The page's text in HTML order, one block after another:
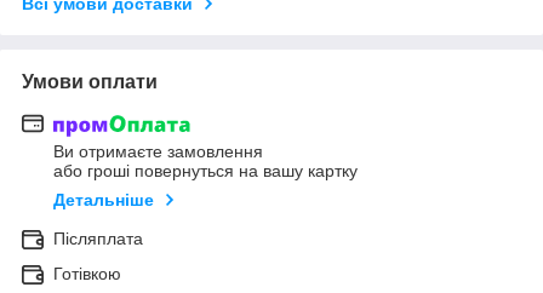
Умови оплати
Ви отримаєте замовлення
або гроші повернуться на вашу картку
Детальніше
Післяплата
Готівкою